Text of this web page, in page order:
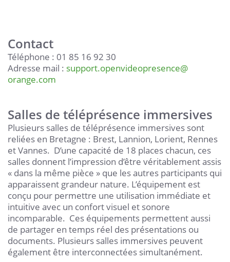
Contact
Téléphone : 01 85 16 92 30
Adresse mail : support.openvideopresence@
orange.com
Salles de téléprésence immersives
Plusieurs salles de téléprésence immersives sont
reliées en Bretagne : Brest, Lannion, Lorient, Rennes
et Vannes. D’une capacité de 18 places chacun, ces
salles donnent l’impression d’être véritablement assis
« dans la même pièce » que les autres participants qui
apparaissent grandeur nature. L’équipement est
conçu pour permettre une utilisation immédiate et
intuitive avec un confort visuel et sonore
incomparable. Ces équipements permettent aussi
de partager en temps réel des présentations ou
documents. Plusieurs salles immersives peuvent
également être interconnectées simultanément.